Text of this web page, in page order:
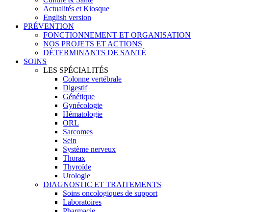
Actualités et Kiosque
English version
PRÉVENTION
FONCTIONNEMENT ET ORGANISATION
NOS PROJETS ET ACTIONS
DÉTERMINANTS DE SANTÉ
SOINS
LES SPÉCIALITÉS
Colonne vertébrale
Digestif
Génétique
Gynécologie
Hématologie
ORL
Sarcomes
Sein
Système nerveux
Thorax
Thyroïde
Urologie
DIAGNOSTIC ET TRAITEMENTS
Soins oncologiques de support
Laboratoires